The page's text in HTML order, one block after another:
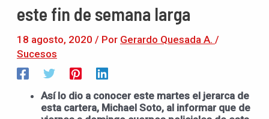
este fin de semana larga
18 agosto, 2020 / Por Gerardo Quesada A. /
Sucesos
Así lo dio a conocer este martes el jerarca de
esta cartera, Michael Soto, al informar que de